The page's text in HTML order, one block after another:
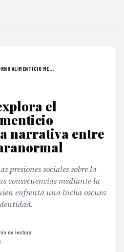
ALIMENTICIO ME...
el
narrativa entre
presiones sociales sobre la
consecuencias mediante la
enfrenta una lucha oscura
de lectura ·